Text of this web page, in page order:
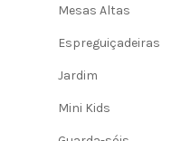
Mesas Altas
Espreguiçadeiras
Jardim
Mini Kids